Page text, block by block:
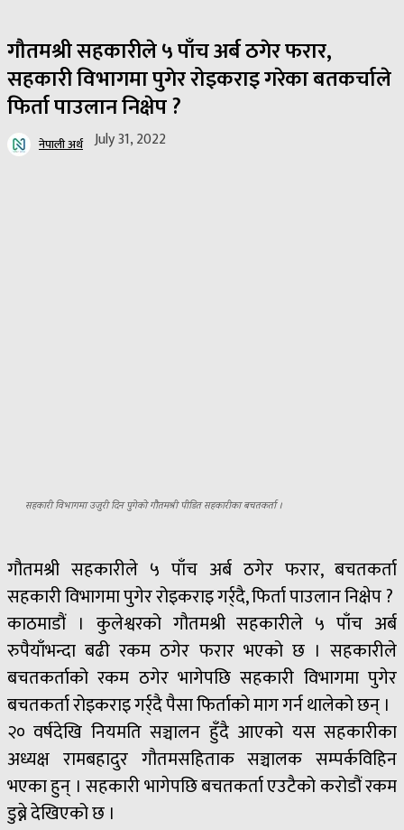
गौतमश्री सहकारीले ५ पाँच अर्ब ठगेर फरार,
सहकारी विभागमा पुगेर रोइकराइ गरेका बतकर्चाले
फिर्ता पाउलान निक्षेप ?
नेपाली अर्थ July 31, 2022
सहकारी विभागमा उजुरी दिन पुगेको गौतमश्री पीडित सहकारीका बचतकर्ता ।
गौतमश्री सहकारीले ५ पाँच अर्ब ठगेर फरार, बचतकर्ता
सहकारी विभागमा पुगेर रोइकराइ गर्र्दै, फिर्ता पाउलान निक्षेप ?
काठमाडौं । कुलेश्वरको गौतमश्री सहकारीले ५ पाँच अर्ब
रुपैयाँभन्दा बढी रकम ठगेर फरार भएको छ । सहकारीले
बचतकर्ताको रकम ठगेर भागेपछि सहकारी विभागमा पुगेर
बचतकर्ता रोइकराइ गर्र्दै पैसा फिर्ताको माग गर्न थालेको छन् ।
२० वर्षदेखि नियमति सञ्चालन हुँदै आएको यस सहकारीका
अध्यक्ष रामबहादुर गौतमसहिताक सञ्चालक सम्पर्कविहिन
भएका हुन् । सहकारी भागेपछि बचतकर्ता एउटैको करोडौं रकम
डुब्ने देखिएको छ ।